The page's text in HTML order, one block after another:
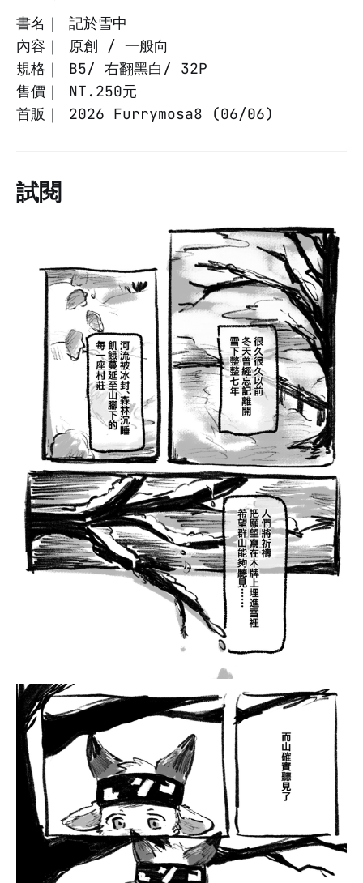
書名｜ 記於雪中
內容｜ 原創 / 一般向
規格｜ B5/ 右翻黑白/ 32P
售價｜ NT.250元
首販｜ 2026 Furrymosa8 (06/06)
試閱